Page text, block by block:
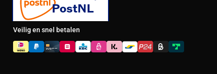
Veilig en snel betalen